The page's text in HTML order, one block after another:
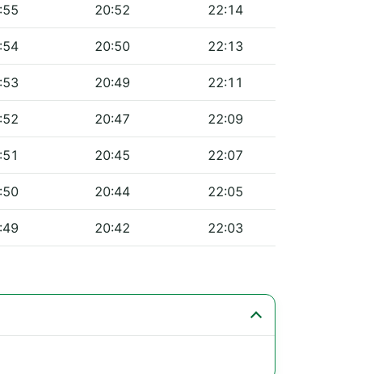
20:52 22:14
20:50 22:13
20:49 22:11
20:47 22:09
20:45 22:07
20:44 22:05
20:42 22:03